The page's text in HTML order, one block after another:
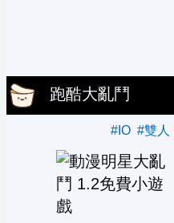
跑酷大亂鬥
#IO #雙人